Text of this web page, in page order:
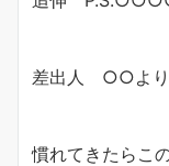
差出人 ○○より
慣れてきたらこ